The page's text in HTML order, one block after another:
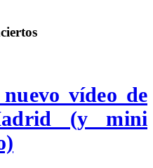
vídeo de
(y mini